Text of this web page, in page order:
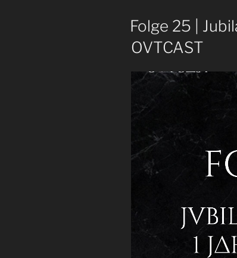
Festival
Recap
Folge
Folge 25 |
OVTCAST